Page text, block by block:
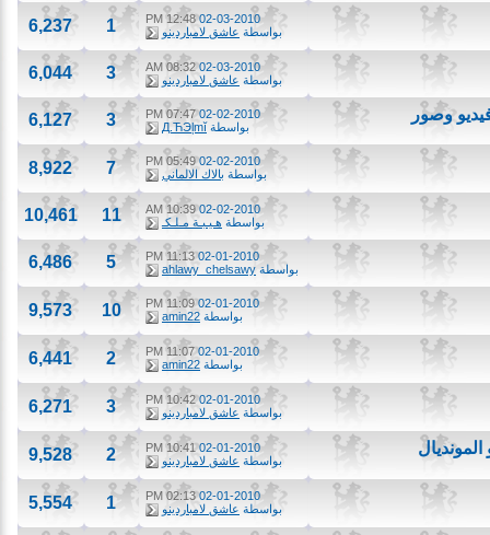
02-03-2010
12:48 PM
بواسطةعاشق لامباردينو 1
6,237
02-03-2010
08:32 AM
بواسطةعاشق لامباردينو 3
6,044
وصور 02-02-2010
07:47 PM
بواسطةД.ЋЭļmĭ
3
6,127
02-02-2010
05:49 PM
بواسطةبالاك الالماني 7
8,922
02-02-2010
10:39 AM
بواسطةهـيـبـة مـلـكـ 11
10,461
02-01-2010
11:13 PM
بواسطةahlawy_chelsawy
5
6,486
02-01-2010
11:09 PM
بواسطةamin22
10
9,573
02-01-2010
11:07 PM
بواسطةamin22
2
6,441
02-01-2010
10:42 PM
بواسطةعاشق لامباردينو 3
6,271
02-01-2010
10:41 PM
بواسطةعاشق لامباردينو 2
9,528
02-01-2010
02:13 PM
بواسطةعاشق لامباردينو 1
5,554